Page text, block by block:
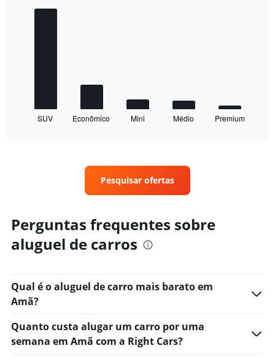
has
1
Y
displaying
values.
Range:
0
to
75.
SUV Econômico Mini Médio Premium
Pesquisar ofertas
Perguntas frequentes sobre
aluguel de carros
Qual é o aluguel de carro mais barato em
Amã?
Quanto custa alugar um carro por uma
semana em Amã com a Right Cars?